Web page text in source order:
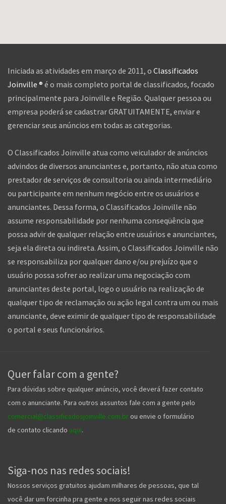
Iniciada as atividades em março de 2011, o Classificados
Joinville ® é o mais completo portal de classificados, focado
principalmente para Joinville e Região. Qualquer pessoa ou
empresa poderá se cadastrar GRATUITAMENTE, enviar e
gerenciar seus anúncios em todas as categorias.
O Classificados Joinville atua como veiculador de anúncios
advindos de diversos anunciantes e, portanto, não atua como
prestador de serviços de consultoria ou ainda intermediário
ou participante em nenhum negócio entre os usuários e
anunciantes. Dessa forma, o Classificados Joinville não
assume responsabilidade por nenhuma conseqüência que
possa advir de qualquer relação entre usuários e anunciantes,
seja ela direta ou indireta. Assim, o Classificados Joinville não
se responsabiliza por qualquer dano e/ou prejuízo que o
usuário possa sofrer ao realizar uma negociação com
anunciantes deste portal, logo o usuário na realização de
qualquer tipo de reclamação ou ação legal contra um ou mais
anunciante, deve eximir de qualquer tipo de responsabilidade
o portal e seus funcionários.
Quer falar com a gente?
Para dúvidas sobre qualquer anúncio, você deverá fazer contato
com o anunciante. Para outros assuntos fale com a gente pelo
comercial@classificadosjoinville.com.br ou envie o formulário
de contato clicando aqui.
Siga-nos nas redes sociais!
Nossos serviços gratuitos ajudam milhares de pessoas, que tal
você dar um forcinha pra gente e nos seguir nas redes sociais